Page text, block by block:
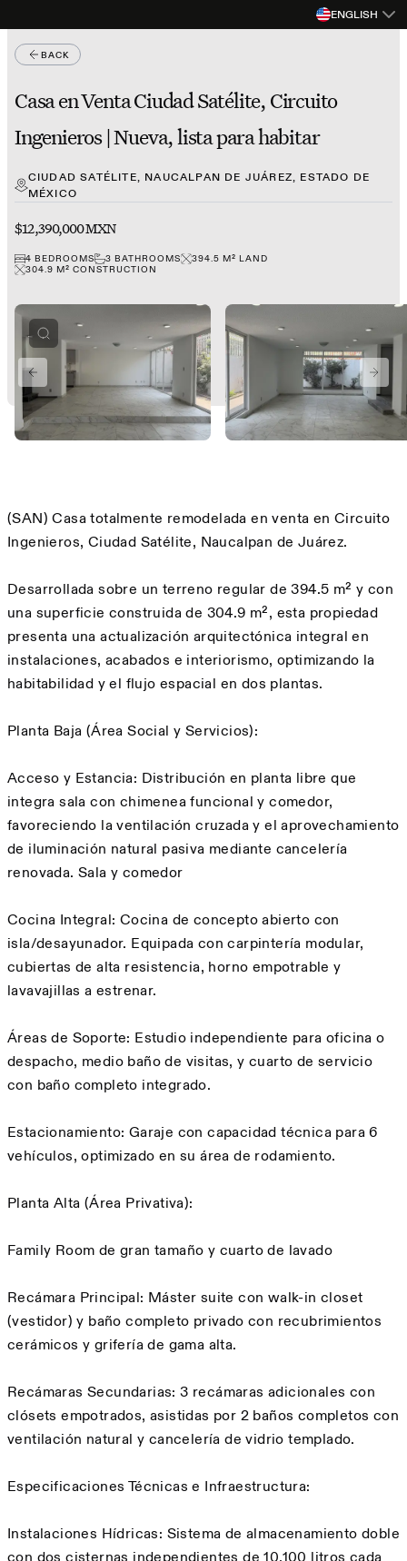
ENGLISH
BACK
Casa en Venta Ciudad Satélite, Circuito
Ingenieros | Nueva, lista para habitar
CIUDAD SATÉLITE, NAUCALPAN DE JUÁREZ, ESTADO DE
MÉXICO
$12,390,000 MXN
4 BEDROOMS 3 BATHROOMS 394.5 M² LAND
304.9 M² CONSTRUCTION
PREVIOUS SLIDE
Description
(SAN) Casa totalmente remodelada en venta en Circuito
Ingenieros, Ciudad Satélite, Naucalpan de Juárez.
Desarrollada sobre un terreno regular de 394.5 m² y con
una superficie construida de 304.9 m², esta propiedad
presenta una actualización arquitectónica integral en
instalaciones, acabados e interiorismo, optimizando la
habitabilidad y el flujo espacial en dos plantas.
Planta Baja (Área Social y Servicios):
Acceso y Estancia: Distribución en planta libre que
integra sala con chimenea funcional y comedor,
favoreciendo la ventilación cruzada y el aprovechamiento
de iluminación natural pasiva mediante cancelería
renovada. Sala y comedor
Cocina Integral: Cocina de concepto abierto con
isla/desayunador. Equipada con carpintería modular,
cubiertas de alta resistencia, horno empotrable y
lavavajillas a estrenar.
Áreas de Soporte: Estudio independiente para oficina o
despacho, medio baño de visitas, y cuarto de servicio
con baño completo integrado.
Estacionamiento: Garaje con capacidad técnica para 6
vehículos, optimizado en su área de rodamiento.
Planta Alta (Área Privativa):
Family Room de gran tamaño y cuarto de lavado
Recámara Principal: Máster suite con walk-in closet
(vestidor) y baño completo privado con recubrimientos
cerámicos y grifería de gama alta.
Recámaras Secundarias: 3 recámaras adicionales con
clósets empotrados, asistidas por 2 baños completos con
ventilación natural y cancelería de vidrio templado.
Especificaciones Técnicas e Infraestructura:
Instalaciones Hídricas: Sistema de almacenamiento doble
con dos cisternas independientes de 10,100 litros cada